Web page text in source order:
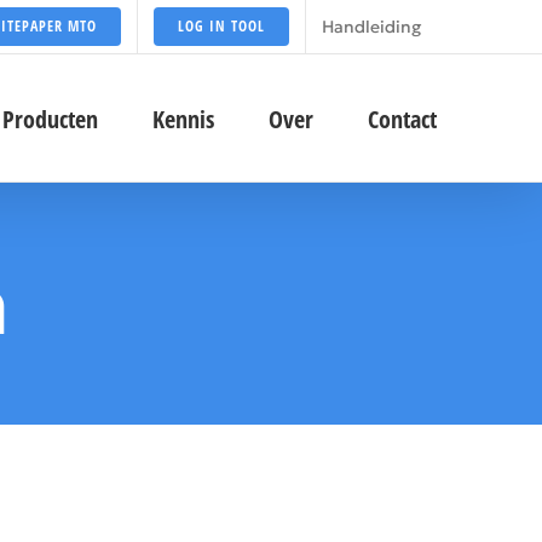
MTO LOG IN TOOL Handleiding
Producten Kennis Over Contact